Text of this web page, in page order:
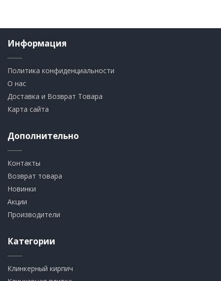
Информация
Политика конфиденциальности
О нас
Доставка и Возврат Товара
Карта сайта
Дополнительно
Контакты
Возврат товара
Новинки
Акции
Производители
Категории
Клинкерный кирпич​